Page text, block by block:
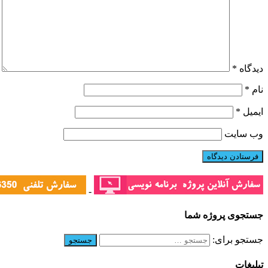
دیدگاه *
نام *
ایمیل *
وب‌ سایت
-
جستجوی پروژه شما
جستجو برای:
تبلیغات